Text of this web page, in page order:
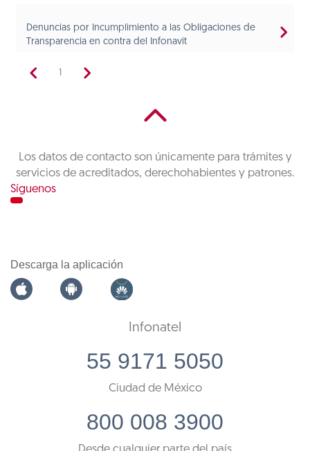
Denuncias por Incumplimiento a las Obligaciones de
Transparencia en contra del Infonavit
1
Los datos de contacto son únicamente para trámites y
servicios de acreditados, derechohabientes y patrones.
Síguenos
Descarga la aplicación
Infonatel
55 9171 5050
Ciudad de México
800 008 3900